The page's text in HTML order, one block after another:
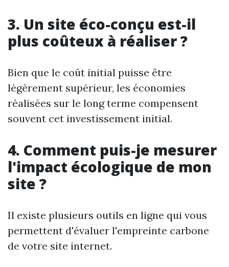
3. Un site éco-conçu est-il
plus coûteux à réaliser ?
Bien que le coût initial puisse être
légèrement supérieur, les économies
réalisées sur le long terme compensent
souvent cet investissement initial.
4. Comment puis-je mesurer
l'impact écologique de mon
site ?
Il existe plusieurs outils en ligne qui vous
permettent d'évaluer l'empreinte carbone
de votre site internet.